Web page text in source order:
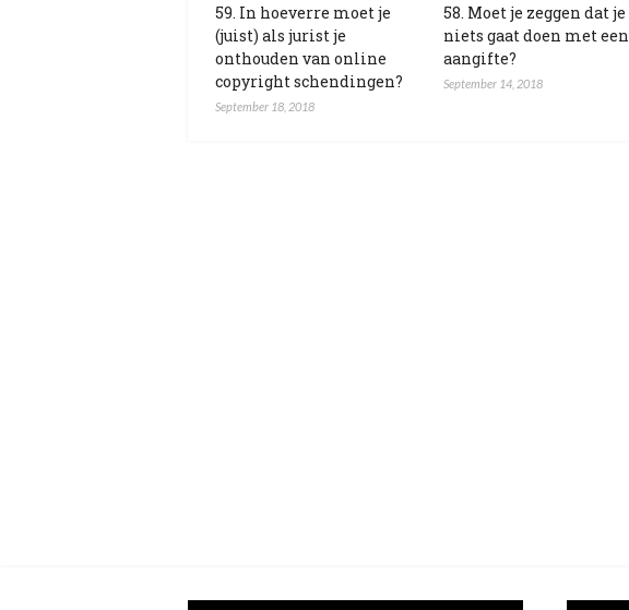
59. In hoeverre moet je
(juist) als jurist je
onthouden van online
copyright schendingen?
September 18, 2018
58. Moet je zeggen dat je
niets gaat doen met een
aangifte?
September 14, 2018